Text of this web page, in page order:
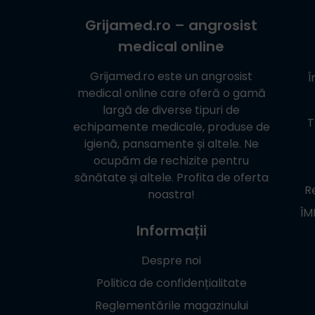
Grijamed.ro – angrosist
medical online
Grijamed.ro este un angrosist
medical online care oferă o gamă
largă de diverse tipuri de
echipamente medicale, produse de
igienă, pansamente și altele. Ne
ocupăm de rechizite pentru
sănătate și altele. Profita de oferta
noastra!
Informații
Despre noi
Politica de confidențialitate
Reglementările magazinului